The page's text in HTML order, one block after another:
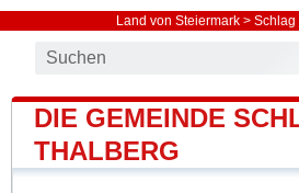
Land von Steiermark > Schlag
DIE GEMEINDE
THALBERG